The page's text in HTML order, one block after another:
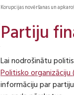
Korupcijas novēršanas un
Partiju
Lai nodrošinātu
Politisko organizāciju
informāciju par